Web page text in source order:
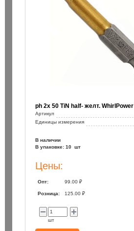
ph 2х 50 TiN half- желт. WhirlPower
Артикул
Единицы измерения
В наличии
В упаковке: 10 шт
Цены:
Опт: 99.00 ₽
Розница: 125.00 ₽
шт